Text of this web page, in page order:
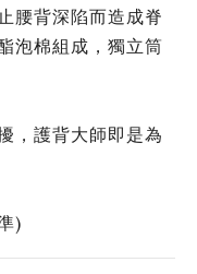
腰背深陷而造成脊
泡棉組成，獨立筒
，護背大師即是為
)